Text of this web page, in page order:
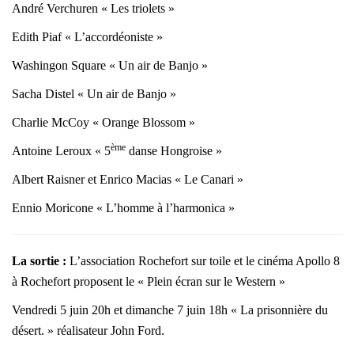
André Verchuren « Les triolets »
Edith Piaf « L’accordéoniste »
Washingon Square « Un air de Banjo »
Sacha Distel « Un air de Banjo »
Charlie McCoy « Orange Blossom »
Antoine Leroux « 5ème danse Hongroise »
Albert Raisner et Enrico Macias « Le Canari »
Ennio Moricone « L’homme à l’harmonica »
La sortie : L’association Rochefort sur toile et le cinéma Apollo 8
à Rochefort proposent le « Plein écran sur le Western »
Vendredi 5 juin 20h et dimanche 7 juin 18h « La prisonnière du
désert. » réalisateur John Ford.